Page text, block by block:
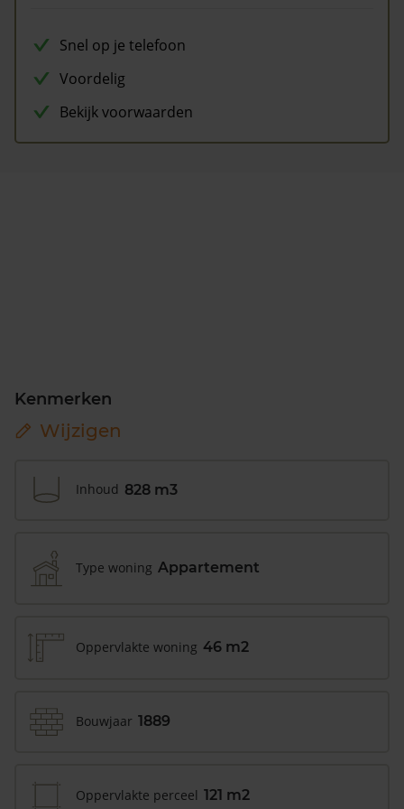
Snel op je telefoon
Voordelig
Bekijk voorwaarden
Kenmerken
Wijzigen
Inhoud 828 m3
Type woning Appartement
Oppervlakte woning 46 m2
Bouwjaar 1889
Oppervlakte perceel 121 m2